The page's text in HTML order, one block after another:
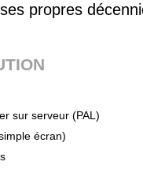
propres
sur serveur (PAL)
écran)